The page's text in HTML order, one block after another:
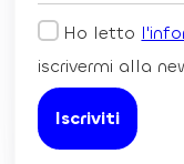
Ho letto
iscrivermi alla